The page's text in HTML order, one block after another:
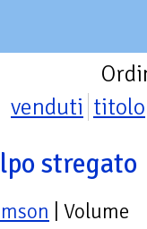
venduti titolo
stregato
| Volume